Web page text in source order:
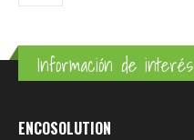
Información de interés
ENCOSOLUTION